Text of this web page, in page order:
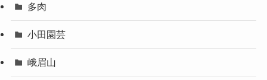
多肉
小田園芸
峨眉山